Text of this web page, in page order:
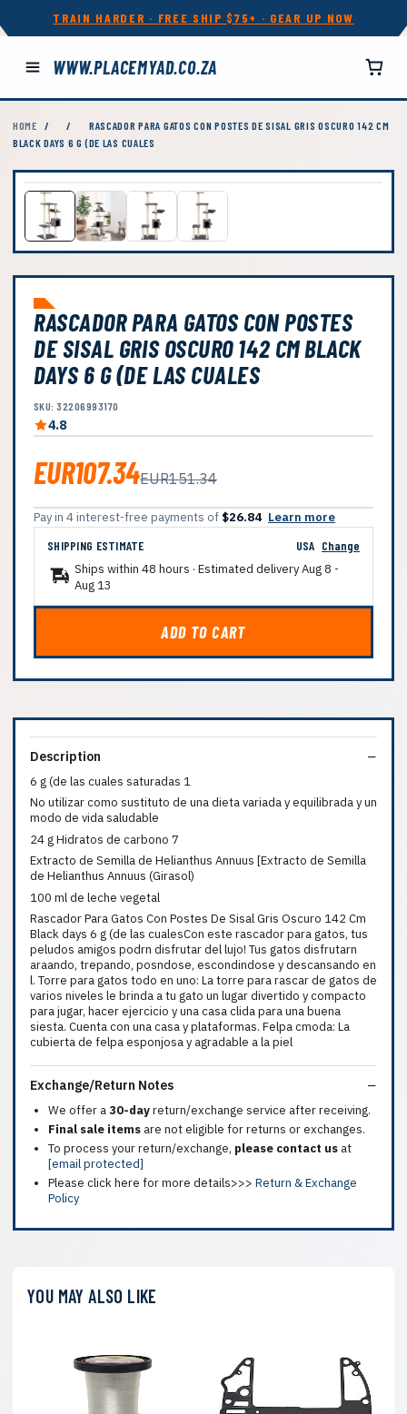
TRAIN HARDER · FREE SHIP $75+ · GEAR UP NOW
WWW.PLACEMYAD.CO.ZA
HOME / /
RASCADOR PARA GATOS CON POSTES DE SISAL GRIS OSCURO 142 CM
BLACK DAYS 6 G (DE LAS CUALES
RASCADOR PARA GATOS CON POSTES
DE SISAL GRIS OSCURO 142 CM BLACK
DAYS 6 G (DE LAS CUALES
SKU: 32206993170
4.8
EUR107.34EUR151.34
Pay in 4 interest-free payments of $26.84 Learn more
SHIPPING ESTIMATE
USA Change
Ships within 48 hours · Estimated deliveryAug 8 -
Aug 13
ADD TO CART
Description
6 g (de las cuales saturadas 1
No utilizar como sustituto de una dieta variada y equilibrada y un
modo de vida saludable
24 g Hidratos de carbono 7
Extracto de Semilla de Helianthus Annuus [Extracto de Semilla
de Helianthus Annuus (Girasol)
100 ml de leche vegetal
Rascador Para Gatos Con Postes De Sisal Gris Oscuro 142 Cm
Black days 6 g (de las cualesCon este rascador para gatos, tus
peludos amigos podrn disfrutar del lujo! Tus gatos disfrutarn
araando, trepando, posndose, escondindose y descansando en
l. Torre para gatos todo en uno: La torre para rascar de gatos de
varios niveles le brinda a tu gato un lugar divertido y compacto
para jugar, hacer ejercicio y una casa clida para una buena
siesta. Cuenta con una casa y plataformas. Felpa cmoda: La
cubierta de felpa esponjosa y agradable a la piel
Exchange/Return Notes
We offer a30-dayreturn/exchange service after receiving.
Final sale items are not eligible for returns or exchanges.
To process your return/exchange, please contact us at
[email protected]
Please click here for more details>>> Return & Exchange
Policy
YOU MAY ALSO LIKE